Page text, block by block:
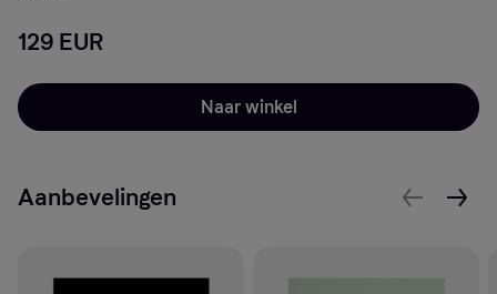
129 EUR
Naar winkel
Aanbevelingen